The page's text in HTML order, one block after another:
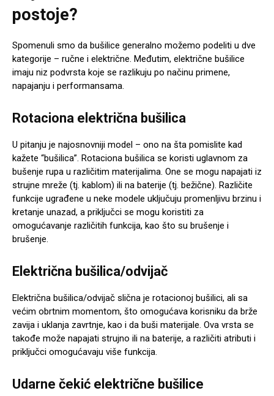
postoje?
Spomenuli smo da bušilice generalno možemo podeliti u dve
kategorije – ručne i električne. Međutim, električne bušilice
imaju niz podvrsta koje se razlikuju po načinu primene,
napajanju i performansama.
Rotaciona električna bušilica
U pitanju je najosnovniji model – ono na šta pomislite kad
kažete “bušilica”. Rotaciona bušilica se koristi uglavnom za
bušenje rupa u različitim materijalima. One se mogu napajati iz
strujne mreže (tj. kablom) ili na baterije (tj. bežične). Različite
funkcije ugrađene u neke modele uključuju promenljivu brzinu i
kretanje unazad, a priključci se mogu koristiti za
omogućavanje različitih funkcija, kao što su brušenje i
brušenje.
Električna bušilica/odvijač
Električna bušilica/odvijač slična je rotacionoj bušilici, ali sa
većim obrtnim momentom, što omogućava korisniku da brže
zavija i uklanja zavrtnje, kao i da buši materijale. Ova vrsta se
takođe može napajati strujno ili na baterije, a različiti atributi i
priključci omogućavaju više funkcija.
Udarne čekić električne bušilice